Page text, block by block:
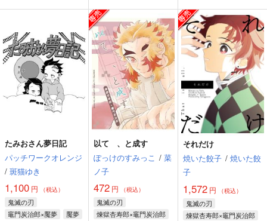
たみおさん夢日記
パッチワークオレンジ
/ 斑猫ゆき
1,100 円 （税込）
鬼滅の刃
竈門炭治郎×魘夢
魘夢
以て 、と成す
ぽっけのすみっこ / 菜
ノ子
472 円 （税込）
鬼滅の刃
煉獄杏寿郎×竈門炭治郎
それだけ
焼いた餃子 / 焼いた餃
子
1,572円 （税込）
鬼滅の刃
煉獄杏寿郎×竈門炭治郎